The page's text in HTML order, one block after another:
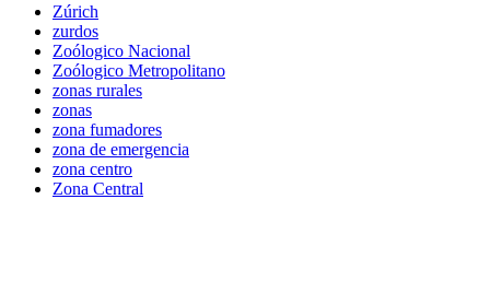
Zúrich
zurdos
Zoólogico Nacional
Zoólogico Metropolitano
zonas rurales
zonas
zona fumadores
zona de emergencia
zona centro
Zona Central